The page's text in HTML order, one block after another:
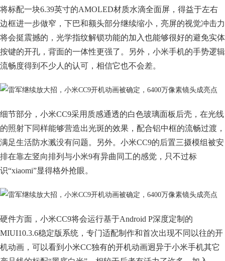
将标配一块6.39英寸的AMOLED材质水滴全面屏，得益于左右
边框进一步做窄，下巴和额头部分继续缩小，亮屏的视觉冲击力
将会挺震撼的，光学指纹解锁功能的加入也能够很好的避免实体
按键的开孔，背面的一体性更强了。另外，小米手机的手势逻辑
流畅度得到不少人的认可，相信它也不会差。
细节部分，小米CC9采用质感通透的白色玻璃面板后壳，在光线
的照射下同样能够营造出光斑的效果，配合铝中框的流畅过渡，
满足生活防水溅没有问题。另外。小米CC9的后置三摄模组被安
排在靠左竖向排列与小米9有异曲同工的感觉，只不过标
识“xiaomi”显得格外抢眼。
硬件方面，小米CC9将会运行基于Android P深度定制的
MIUI10.3.6稳定版系统，专门适配制作和首次出现不同以往的开
机动画，可以看到小米CC独有的开机动画迥异于小米手机其它